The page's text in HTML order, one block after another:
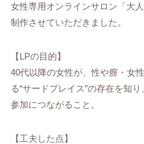
女性専用オンラインサロン「大
制作させていただきました。
【LPの目的】
40代以降の女性が、性や膣・女
る“サードプレイス”の存在を知
参加につながること。
【工夫した点】